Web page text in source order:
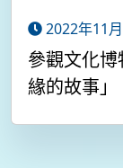
2022年11
參觀文化
緣的故事」